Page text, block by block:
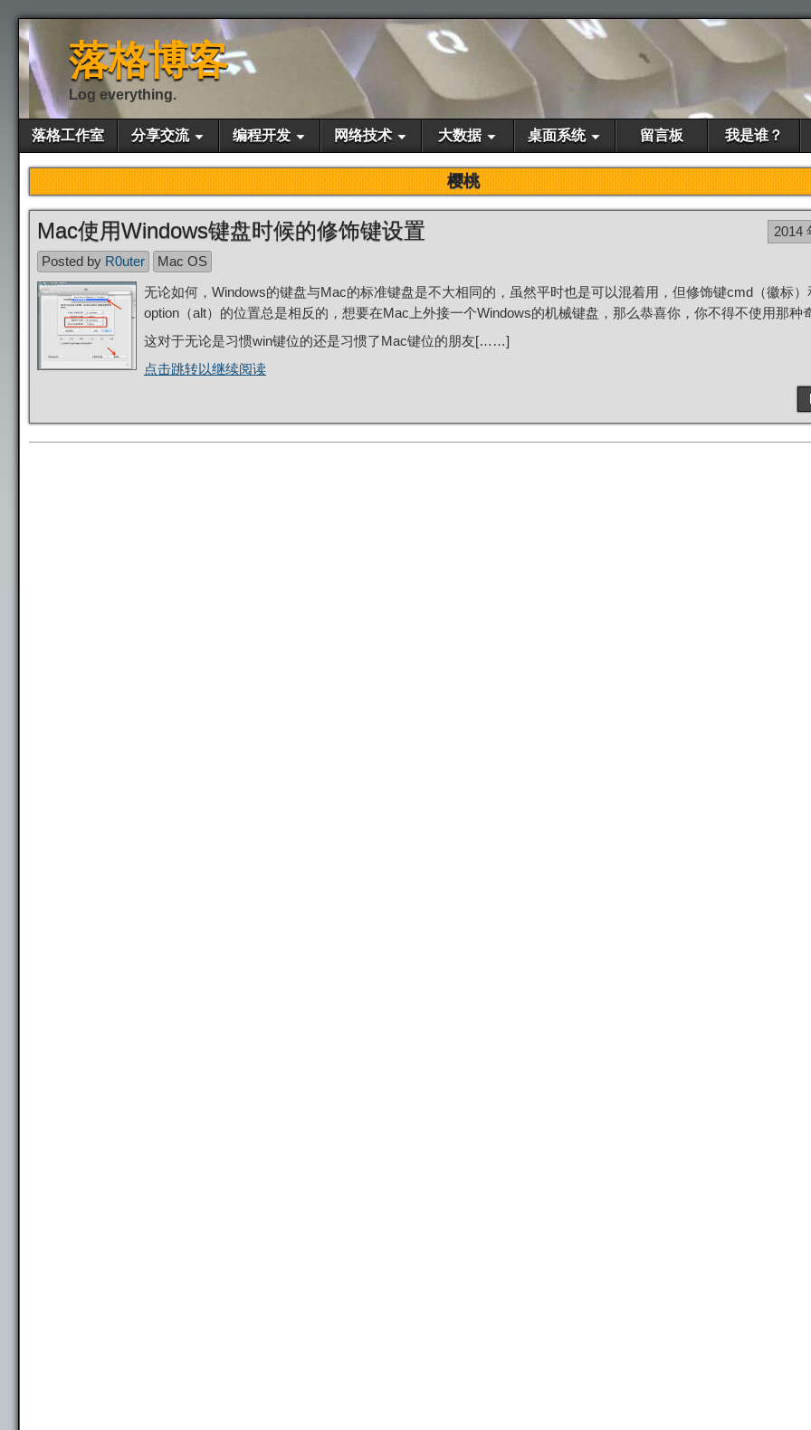
落格博客
Log everything.
落格工作室 分享交流 编程开发 网络技术 大数据 桌面系统 留言板 我是谁？
樱桃
Mac使用Windows键盘时候的修饰键设置
2014
Posted by R0uter
Mac OS
无论如何，Windows的键盘与Mac的标准键盘是不大相同的，虽然平时也是可以混着用，但修饰键cmd（徽标）
option（alt）的位置总是相反的，想要在Mac上外接一个Windows的机械键盘，那么恭喜你，你不得不使用那种
这对于无论是习惯win键位的还是习惯了Mac键位的朋友[……]
点击跳转以继续阅读